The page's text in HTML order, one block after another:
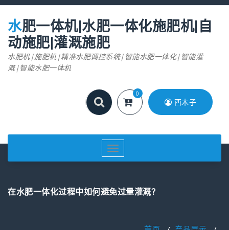
跳
水肥一体机|水肥一体化施肥机|自
动施肥|灌溉施肥
水肥机|施肥机|精准水肥调控系统|智能水肥一体化|智能灌
溉|智能水肥一体机
0
西木子
切
换
在水肥一体化过程中如何避免过量灌溉？